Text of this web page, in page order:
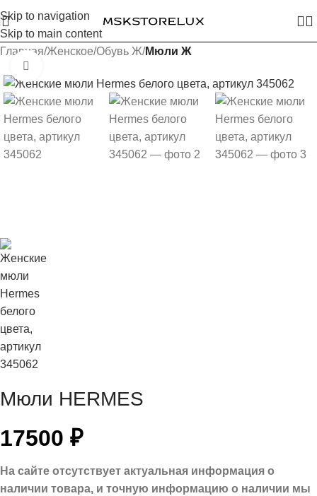
Skip to navigation
Skip to main content
Главная Женское Обувь Ж Мюли Ж
Мюли HERMES
17500 ₽
На сайте отсутствует актуальная информация о
наличии товара, и точную информацию о наличии мы